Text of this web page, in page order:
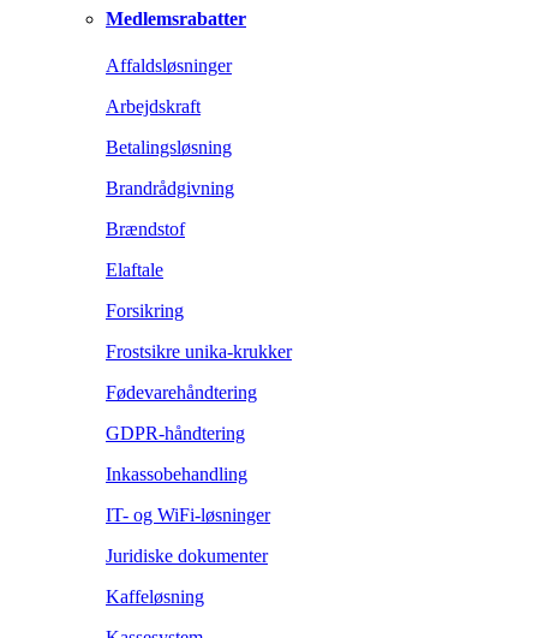
Medlemsrabatter
Affaldsløsninger
Arbejdskraft
Betalingsløsning
Brandrådgivning
Brændstof
Elaftale
Forsikring
Frostsikre unika-krukker
Fødevarehåndtering
GDPR-håndtering
Inkassobehandling
IT- og WiFi-løsninger
Juridiske dokumenter
Kaffeløsning